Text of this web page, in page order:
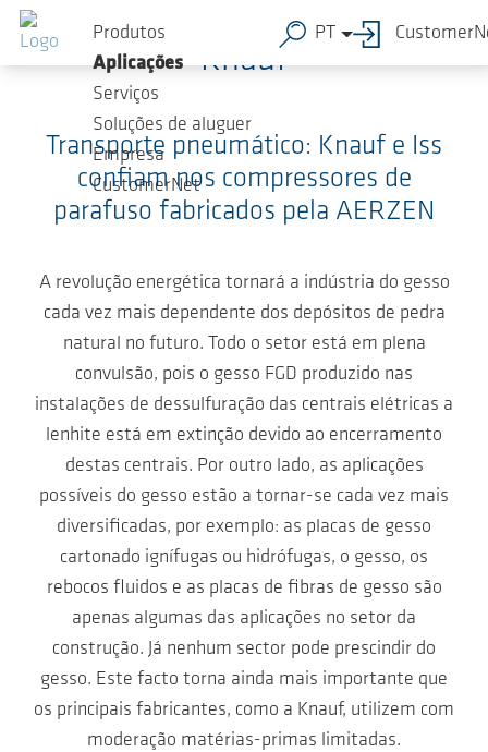
Ir para o conteúdo principal
Produtos
Aplicações
Serviços
Soluções de aluguer
Empresa
CustomerNet
PT
Knauf
Transporte pneumático: Knauf e Iss
confiam nos compressores de
parafuso fabricados pela AERZEN
A revolução energética tornará a indústria do gesso
cada vez mais dependente dos depósitos de pedra
natural no futuro. Todo o setor está em plena
convulsão, pois o gesso FGD produzido nas
instalações de dessulfuração das centrais elétricas a
lenhite está em extinção devido ao encerramento
destas centrais. Por outro lado, as aplicações
possíveis do gesso estão a tornar-se cada vez mais
diversificadas, por exemplo: as placas de gesso
cartonado ignífugas ou hidrófugas, o gesso, os
rebocos fluidos e as placas de fibras de gesso são
apenas algumas das aplicações no setor da
construção. Já nenhum sector pode prescindir do
gesso. Este facto torna ainda mais importante que
os principais fabricantes, como a Knauf, utilizem com
moderação matérias-primas limitadas.